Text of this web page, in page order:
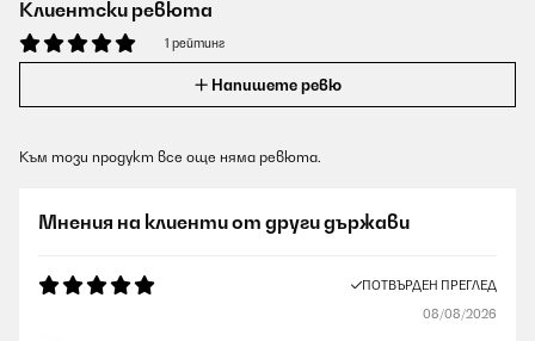
Клиентски ревюта
1 рейтинг
Напишете ревю
Към този продукт все още няма ревюта.
Мнения на клиенти от други държави
ПОТВЪРДЕН ПРЕГЛЕД
08/08/2026